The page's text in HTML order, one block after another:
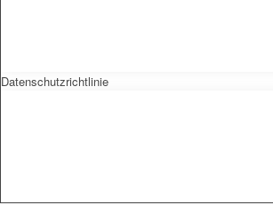
Datenschutzrichtlinie